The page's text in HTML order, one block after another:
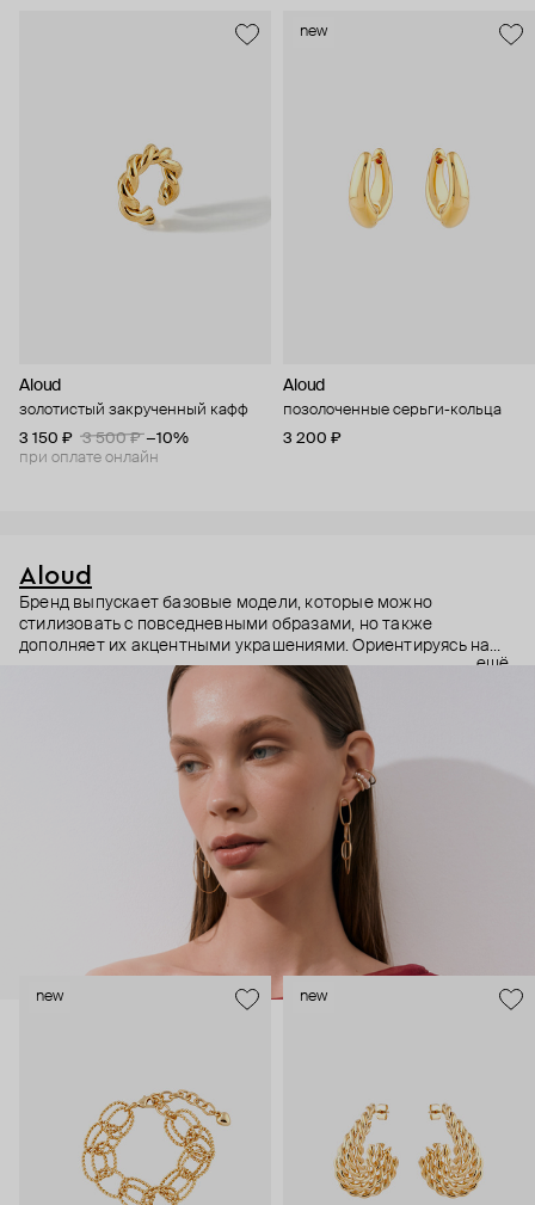
Aloud
золотистый закрученный кафф
3 150 ₽
3 500 ₽ −10%
при оплате онлайн
new
Aloud
позолоченные серьги-кольца
3 200 ₽
Aloud
Бренд выпускает базовые модели, которые можно
стилизовать с повседневными образами, но также
дополняет их акцентными украшениями. Ориентируясь на
долгосрочные тренды, вдохновляясь культурой, искусством и
людьми, Aloud показывает коллекции несколько раз в год. А
в названии бренда зашифрован призыв слушать внутренний
голос и транслировать его через украшения.
ещё
new new